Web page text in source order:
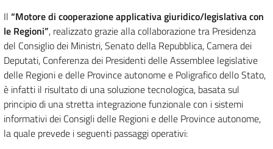
Il “Motore di cooperazione applicativa giuridico/legislativa con
le Regioni”, realizzato grazie alla collaborazione tra Presidenza
del Consiglio dei Ministri, Senato della Repubblica, Camera dei
Deputati, Conferenza dei Presidenti delle Assemblee legislative
delle Regioni e delle Province autonome e Poligrafico dello Stato,
è infatti il risultato di una soluzione tecnologica, basata sul
principio di una stretta integrazione funzionale con i sistemi
informativi dei Consigli delle Regioni e delle Province autonome,
la quale prevede i seguenti passaggi operativi: